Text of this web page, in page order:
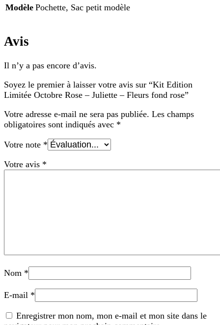
Modèle Pochette, Sac petit modèle
Avis
Il n’y a pas encore d’avis.
Soyez le premier à laisser votre avis sur “Kit Edition
Limitée Octobre Rose – Juliette – Fleurs fond rose”
Votre adresse e-mail ne sera pas publiée. Les champs
obligatoires sont indiqués avec *
Votre note *
Votre avis *
Nom *
E-mail *
Enregistrer mon nom, mon e-mail et mon site dans le